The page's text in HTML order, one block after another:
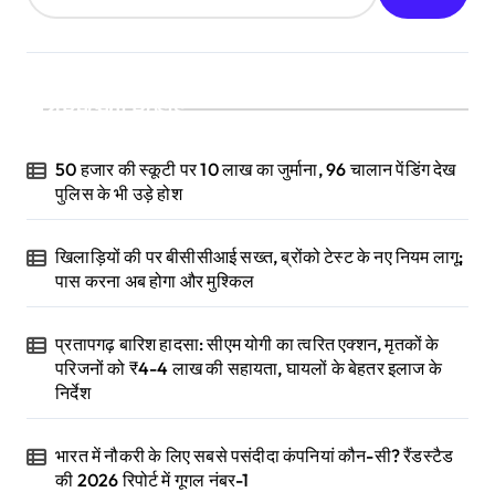
Recent Posts
50 हजार की स्कूटी पर 10 लाख का जुर्माना, 96 चालान पेंडिंग देख
पुलिस के भी उड़े होश
खिलाड़ियों की पर बीसीसीआई सख्त, ब्रोंको टेस्ट के नए नियम लागू;
पास करना अब होगा और मुश्किल
प्रतापगढ़ बारिश हादसा: सीएम योगी का त्वरित एक्शन, मृतकों के
परिजनों को ₹4-4 लाख की सहायता, घायलों के बेहतर इलाज के
निर्देश
भारत में नौकरी के लिए सबसे पसंदीदा कंपनियां कौन-सी? रैंडस्टैड
की 2026 रिपोर्ट में गूगल नंबर-1